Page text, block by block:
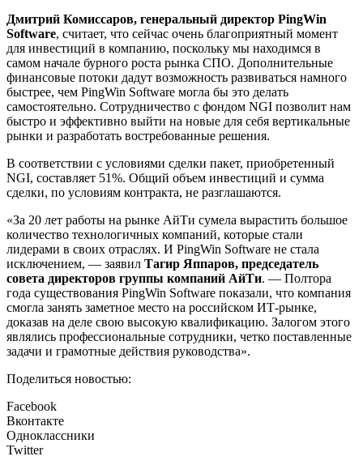
Дмитрий Комиссаров, генеральный директор PingWin
Software, считает, что сейчас очень благоприятный момент
для инвестиций в компанию, поскольку мы находимся в
самом начале бурного роста рынка СПО. Дополнительные
финансовые потоки дадут возможность развиваться намного
быстрее, чем PingWin Software могла бы это делать
самостоятельно. Сотрудничество с фондом NGI позволит нам
быстро и эффективно выйти на новые для себя вертикальные
рынки и разработать востребованные решения.
В соответствии с условиями сделки пакет, приобретенный
NGI, составляет 51%. Общий объем инвестиций и сумма
сделки, по условиям контракта, не разглашаются.
«За 20 лет работы на рынке АйТи сумела вырастить большое
количество технологичных компаний, которые стали
лидерами в своих отраслях. И PingWin Software не стала
исключением, — заявил Тагир Яппаров, председатель
совета директоров группы компаний АйТи. — Полтора
года существования PingWin Software показали, что компания
смогла занять заметное место на российском ИТ-рынке,
доказав на деле свою высокую квалификацию. Залогом этого
являлись профессиональные сотрудники, четко поставленные
задачи и грамотные действия руководства».
Поделиться новостью:
Facebook
Вконтакте
Одноклассники
Twitter